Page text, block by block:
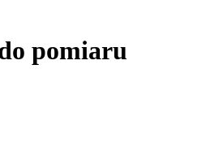
pomiaru